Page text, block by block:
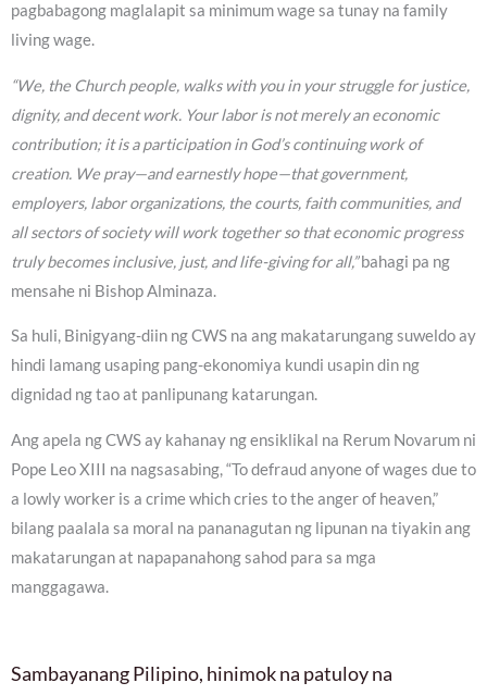
pagbabagong maglalapit sa minimum wage sa tunay na family
living wage.
“We, the Church people, walks with you in your struggle for justice,
dignity, and decent work. Your labor is not merely an economic
contribution; it is a participation in God’s continuing work of
creation. We pray—and earnestly hope—that government,
employers, labor organizations, the courts, faith communities, and
all sectors of society will work together so that economic progress
truly becomes inclusive, just, and life-giving for all,”bahagi pa ng
mensahe ni Bishop Alminaza.
Sa huli, Binigyang-diin ng CWS na ang makatarungang suweldo ay
hindi lamang usaping pang-ekonomiya kundi usapin din ng
dignidad ng tao at panlipunang katarungan.
Ang apela ng CWS ay kahanay ng ensiklikal na Rerum Novarum ni
Pope Leo XIII na nagsasabing, “To defraud anyone of wages due to
a lowly worker is a crime which cries to the anger of heaven,”
bilang paalala sa moral na pananagutan ng lipunan na tiyakin ang
makatarungan at napapanahong sahod para sa mga
manggagawa.
Sambayanang Pilipino, hinimok na patuloy na